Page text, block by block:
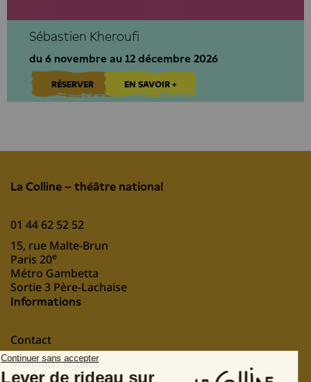
Sébastien Kheroufi
du 6 novembre au 12 décembre 2026
RÉSERVER EN SAVOIR +
La Colline – théâtre national
01 44 62 52 52
15, rue Malte-Brun
Paris 20e
Métro Gambetta
Sortie 3 Père-Lachaise
Informations
Contact
Mentions légales